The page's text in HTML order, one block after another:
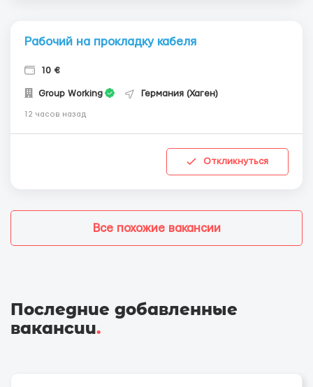
Рабочий на прокладку кабеля
10 €
Group Working Германия (Хаген)
12 часов назад
Откликнуться
Все похожие вакансии
Последние добавленные
вакансии.